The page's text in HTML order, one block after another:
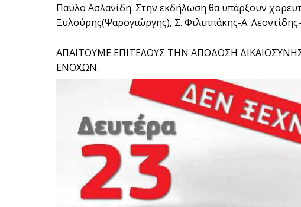
Παύλο Ασλανίδη. Στην εκδήλωση θα υπάρξουν
Ξυλούρης(Ψαρογιώργης), Σ. Φιλιππάκης-Α.
ΑΠΑΙΤΟΥΜΕ ΕΠΙΤΕΛΟΥΣ ΤΗΝ ΑΠΟΔΟΣΗ
ΕΝΟΧΩΝ.